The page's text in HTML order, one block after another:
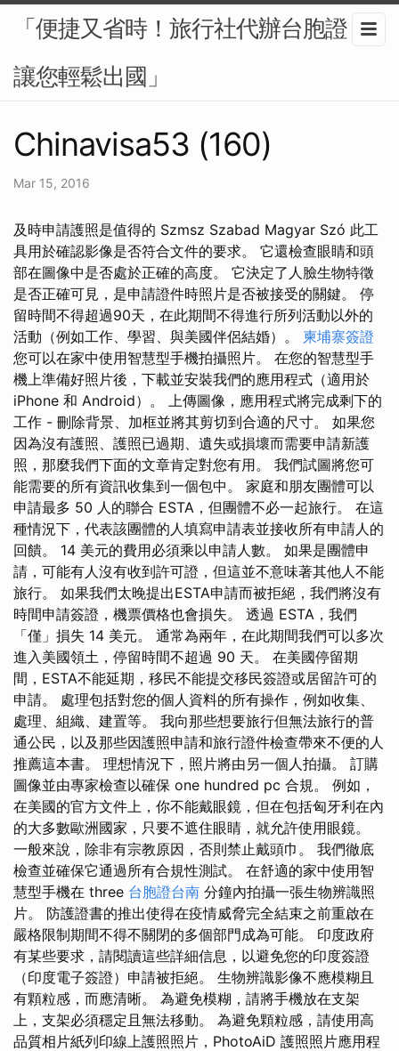
「便捷又省時！旅行社代辦台胞證，
讓您輕鬆出國」
Chinavisa53 (160)
Mar 15, 2016
及時申請護照是值得的 Szmsz Szabad Magyar Szó 此工
具用於確認影像是否符合文件的要求。 它還檢查眼睛和頭
部在圖像中是否處於正確的高度。 它決定了人臉生物特徵
是否正確可見，是申請證件時照片是否被接受的關鍵。 停
留時間不得超過90天，在此期間不得進行所列活動以外的
活動（例如工作、學習、與美國伴侶結婚）。 柬埔寨簽證
您可以在家中使用智慧型手機拍攝照片。 在您的智慧型手
機上準備好照片後，下載並安裝我們的應用程式（適用於
iPhone 和 Android）。 上傳圖像，應用程式將完成剩下的
工作 - 刪除背景、加框並將其剪切到合適的尺寸。 如果您
因為沒有護照、護照已過期、遺失或損壞而需要申請新護
照，那麼我們下面的文章肯定對您有用。 我們試圖將您可
能需要的所有資訊收集到一個包中。 家庭和朋友團體可以
申請最多 50 人的聯合 ESTA，但團體不必一起旅行。 在這
種情況下，代表該團體的人填寫申請表並接收所有申請人的
回饋。 14 美元的費用必須乘以申請人數。 如果是團體申
請，可能有人沒有收到許可證，但這並不意味著其他人不能
旅行。 如果我們太晚提出ESTA申請而被拒絕，我們將沒有
時間申請簽證，機票價格也會損失。 透過 ESTA，我們
「僅」損失 14 美元。 通常為兩年，在此期間我們可以多次
進入美國領土，停留時間不超過 90 天。 在美國停留期
間，ESTA不能延期，移民不能提交移民簽證或居留許可的
申請。 處理包括對您的個人資料的所有操作，例如收集、
處理、組織、建置等。 我向那些想要旅行但無法旅行的普
通公民，以及那些因護照申請和旅行證件檢查帶來不便的人
推薦這本書。 理想情況下，照片將由另一個人拍攝。 訂購
圖像並由專家檢查以確保 one hundred pc 合規。 例如，
在美國的官方文件上，你不能戴眼鏡，但在包括匈牙利在內
的大多數歐洲國家，只要不遮住眼睛，就允許使用眼鏡。
一般來說，除非有宗教原因，否則禁止戴頭巾。 我們徹底
檢查並確保它通過所有合規性測試。 在舒適的家中使用智
慧型手機在 three 台胞證台南 分鐘內拍攝一張生物辨識照
片。 防護證書的推出使得在疫情威脅完全結束之前重啟在
嚴格限制期間不得不關閉的多個部門成為可能。 印度政府
有某些要求，請閱讀這些詳細信息，以避免您的印度簽證
（印度電子簽證）申請被拒絕。 生物辨識影像不應模糊且
有顆粒感，而應清晰。 為避免模糊，請將手機放在支架
上，支架必須穩定且無法移動。 為避免顆粒感，請使用高
品質相片紙列印線上護照照片，PhotoAiD 護照照片應用程